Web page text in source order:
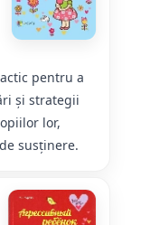
pentru a
și strategii
lor,
susținere.